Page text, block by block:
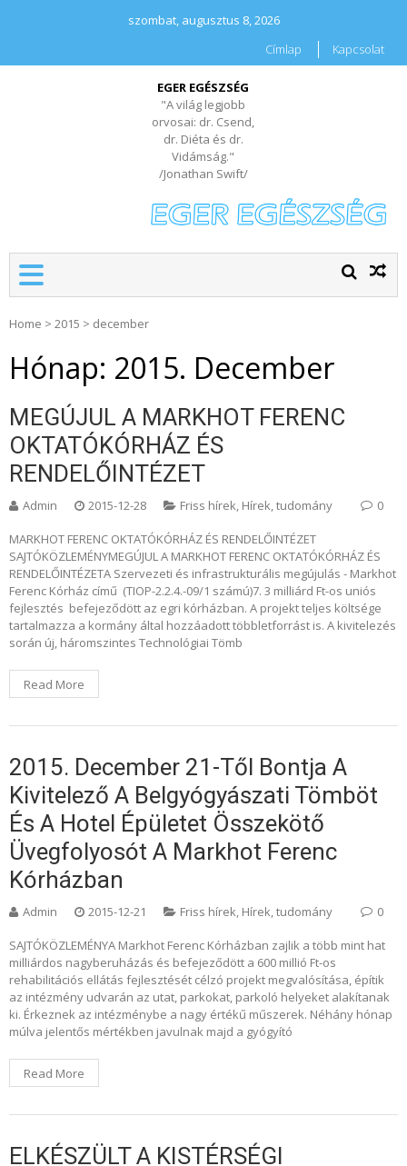
szombat, augusztus 8, 2026
Címlap
Kapcsolat
EGER EGÉSZSÉG
"A világ legjobb
orvosai: dr. Csend,
dr. Diéta és dr.
Vidámság."
/Jonathan Swift/
Home > 2015 > december
Hónap: 2015. December
MEGÚJUL A MARKHOT FERENC
OKTATÓKÓRHÁZ ÉS
RENDELŐINTÉZET
Admin 2015-12-28 Friss hírek, Hírek, tudomány 0
MARKHOT FERENC OKTATÓKÓRHÁZ ÉS RENDELŐINTÉZET
SAJTÓKÖZLEMÉNYMEGÚJUL A MARKHOT FERENC OKTATÓKÓRHÁZ ÉS
RENDELŐINTÉZETA Szervezeti és infrastrukturális megújulás - Markhot
Ferenc Kórház című (TIOP-2.2.4.-09/1 számú)7. 3 milliárd Ft-os uniós
fejlesztés befejeződött az egri kórházban. A projekt teljes költsége
tartalmazza a kormány által hozzáadott többletforrást is. A kivitelezés
során új, háromszintes Technológiai Tömb
Read More
2015. December 21-Től Bontja A
Kivitelező A Belgyógyászati Tömböt
És A Hotel Épületet Összekötő
Üvegfolyosót A Markhot Ferenc
Kórházban
Admin 2015-12-21 Friss hírek, Hírek, tudomány 0
SAJTÓKÖZLEMÉNYA Markhot Ferenc Kórházban zajlik a több mint hat
milliárdos nagyberuházás és befejeződött a 600 millió Ft-os
rehabilitációs ellátás fejlesztését célzó projekt megvalósítása, építik
az intézmény udvarán az utat, parkokat, parkoló helyeket alakítanak
ki. Érkeznek az intézménybe a nagy értékű műszerek. Néhány hónap
múlva jelentős mértékben javulnak majd a gyógyító
Read More
ELKÉSZÜLT A KISTÉRSÉGI